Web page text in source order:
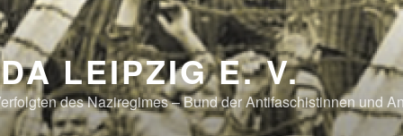
LEIPZIG E. V.
des Naziregimes – Bund der Antifaschistinnen und